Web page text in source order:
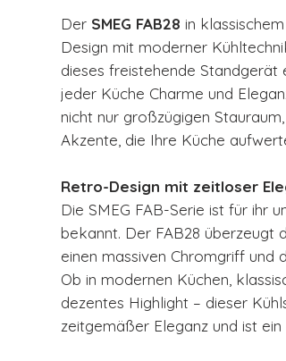
Der SMEG FAB28 in klassischem
Design mit moderner
dieses freistehende Standgerät
jeder Küche Charme und
nicht nur großzügigen
Akzente, die Ihre Küche
Retro-Design mit zeitloser
Die SMEG FAB-Serie ist für ihr
bekannt. Der FAB28 überzeugt
einen massiven Chromgriff und
Ob in modernen Küchen,
dezentes Highlight – dieser
zeitgemäßer Eleganz und ist